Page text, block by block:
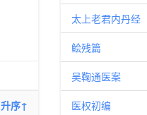
升序↑
太上老君内丹经
鲙残篇
吴鞠通医案
医权初编